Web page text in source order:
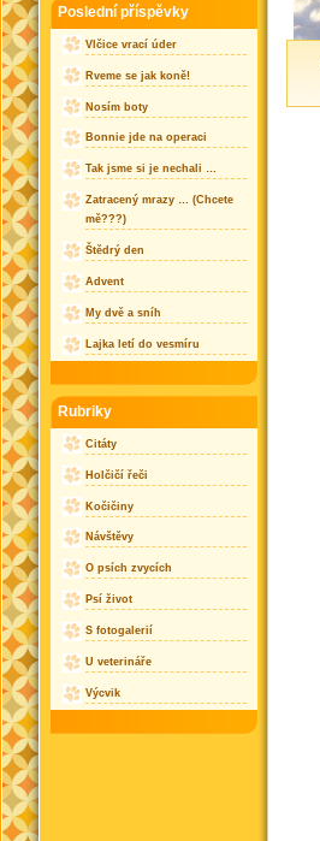
Poslední příspěvky
Vlčice vrací úder
Rveme se jak koně!
Nosím boty
Bonnie jde na operaci
Tak jsme si je nechali …
Zatracený mrazy … (Chcete
mě???)
Štědrý den
Advent
My dvě a sníh
Lajka letí do vesmíru
Rubriky
Citáty
Holčičí řeči
Kočičiny
Návštěvy
O psích zvycích
Psí život
S fotogalerií
U veterináře
Výcvik